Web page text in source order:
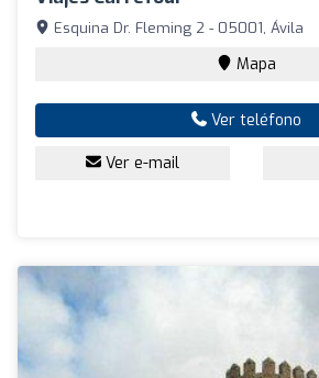
Esquina Dr. Fleming 2 - 05001, Ávila
Mapa
Ver teléfono
Ver e-mail